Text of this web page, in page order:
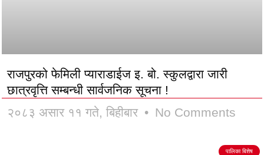
राजपुरको फेमिली प्याराडाईज इ. बो. स्कुलद्वारा जारी
छात्रवृत्ति सम्बन्धी सार्वजनिक सूचना !
२०८३ असार ११ गते, बिहीबार
No Comments
पालिका बिशेष